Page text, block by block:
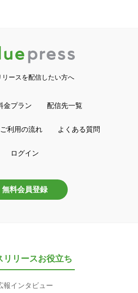
リースを配信したい方へ
金プラン 配信先一覧
ご利用の流れ よくある質問
ログイン
無料会員登録
リリースお役立ち
報インタビュー